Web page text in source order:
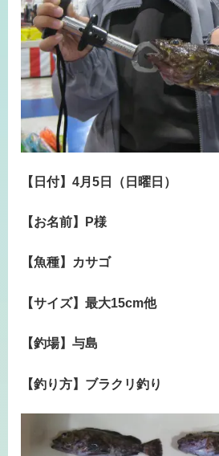
【日付】4月5日（日曜日）
【お名前】P様
【魚種】カサゴ
【サイズ】最大15cm他
【釣場】与島
【釣り方】ブラクリ釣り